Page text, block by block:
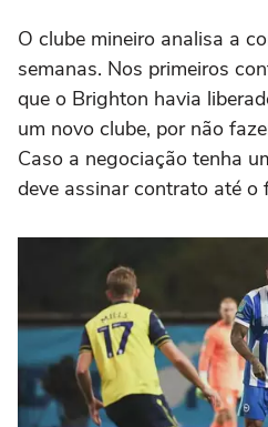
O clube mineiro analisa a
semanas. Nos primeiros
que o Brighton havia
um novo clube, por não
Caso a negociação tenha
deve assinar contrato até o